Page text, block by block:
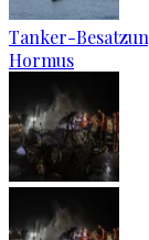
Tanker-
Hormus